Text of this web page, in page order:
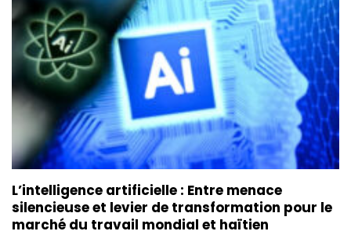
L’intelligence artificielle : Entre menace
silencieuse et levier de transformation pour le
marché du travail mondial et haïtien